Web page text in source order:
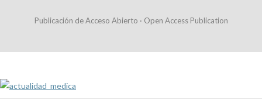
Publicación de Acceso Abierto · Open Access Publication